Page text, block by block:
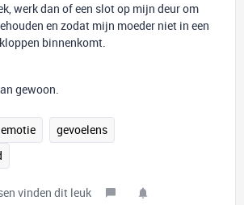
werk dan of een slot op mijn deur om
en zodat mijn moeder niet in een
binnenkomt.
gewoon.
emotie
gevoelens
vinden dit leuk